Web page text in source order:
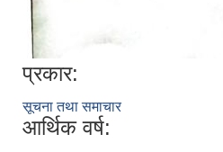
प्रकार:
सूचना तथा समाचार
आर्थिक वर्ष: